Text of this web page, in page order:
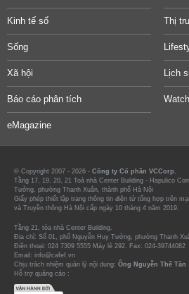
Kinh tế số Thị
Sống
Xã hội Lịch
Báo cáo phân tích
eMagazine
© Copyright 2007 - 2026 - Công ty Cổ phần VCCorp.
Tầng 17, 19, 20, 21 Toà nhà Center Building - Hapulico
Tưởng, phường Thanh Xuân, thành phố Hà Nội
Giấy phép thiết lập trang thông tin điện tử tổng hợp trên
và Truyền thông Hà Nội cấp ngày 10 tháng 4 năm 2019.
Tầng 21, tòa nhà Center Building.
Địa chỉ: Số 01, phố Nguyễn Huy Tưởng, phường Thanh
Điện thoại: 024 7309 5555 Máy lẻ 292. Fax: 024-39744082
Email: info@cafef.vn
Chịu trách nhiệm quản lý nội dung: Ông Nguyễn Thế Tân
Hỗ trợ quảng cáo :